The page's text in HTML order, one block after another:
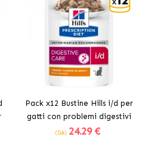
Pack x12 Bustine Hills i/d per
gatti con problemi digestivi
(DA) 24.29 €